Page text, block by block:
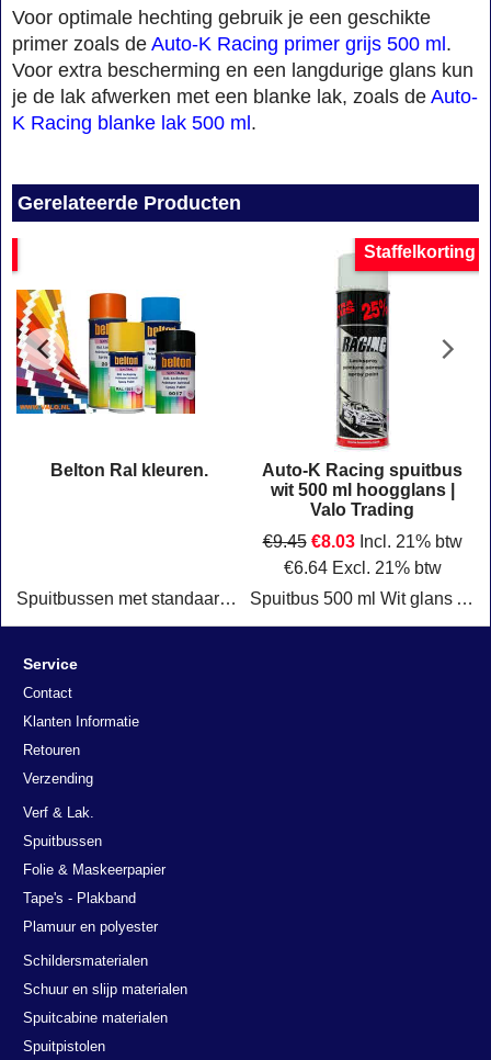
Voor optimale hechting gebruik je een geschikte
primer zoals de Auto-K Racing primer grijs 500 ml .
Voor extra bescherming en een langdurige glans kun
je de lak afwerken met een blanke lak, zoals de Auto-
K Racing blanke lak 500 ml .
Gerelateerde Producten
Belton Ral kleuren.
Spuitbussen met standaard RAL kleuren voor industrie, metaal en onderhoudswerk. Geschikt voor professioneel gebruik en doe-het-zelf projecten.
Staffelkorting
Auto-K Racing spuitbus
wit 500 ml hoogglans |
Valo Trading
€9.45 €8.03 Incl. 21% btw
€6.64 Excl. 21% btw
Spuitbus 500 ml Wit glans Auto-K Racing 288904
Service
Contact
Klanten Informatie
Retouren
Verzending
Verf & Lak.
Spuitbussen
Folie & Maskeerpapier
Tape's - Plakband
Plamuur en polyester
Schildersmaterialen
Schuur en slijp materialen
Spuitcabine materialen
Spuitpistolen